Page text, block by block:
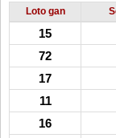
Loto gan
15
72
17
11
16